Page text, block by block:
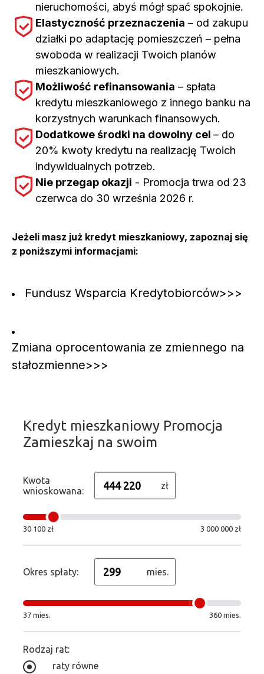
nieruchomości, abyś mógł spać spokojnie.
Elastyczność przeznaczenia – od zakupu
działki po adaptację pomieszczeń – pełna
swoboda w realizacji Twoich planów
mieszkaniowych.
Możliwość refinansowania – spłata
kredytu mieszkaniowego z innego banku na
korzystnych warunkach finansowych.
Dodatkowe środki na dowolny cel – do
20% kwoty kredytu na realizację Twoich
indywidualnych potrzeb.
Nie przegap okazji - Promocja trwa od 23
czerwca do 30 września 2026 r.
Jeżeli masz już kredyt mieszkaniowy, zapoznaj się
z poniższymi informacjami:
Fundusz Wsparcia Kredytobiorców>>>
Zmiana oprocentowania ze zmiennego na
stałozmienne>>>